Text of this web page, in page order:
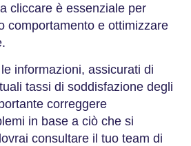
cliccare è essenziale per
comportamento e ottimizzare
informazioni, assicurati di
tassi di soddisfazione degli
correggere
in base a ciò che si
consultare il tuo team di